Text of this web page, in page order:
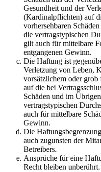
Gesundheit und der
(Kardinalpflichten) auf
vorhersehbaren
die vertragstypischen
gilt auch für mittelbare
entgangenen Gewinn.
Die Haftung ist
Verletzung von Leben,
vorsätzlichem oder grob
auf die bei
Schäden und im
vertragstypischen
auch für mittelbare
Gewinn.
Die
auch zugunsten der
Betreibers.
Ansprüche für eine
Recht bleiben unberührt.